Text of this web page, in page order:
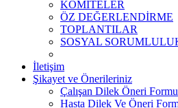
KOMİTELER
ÖZ DEĞERLENDİRME
TOPLANTILAR
SOSYAL
İletişim
Şikayet ve Önerileriniz
Çalışan Dilek Öneri Formu
Hasta Dilek Ve Öneri